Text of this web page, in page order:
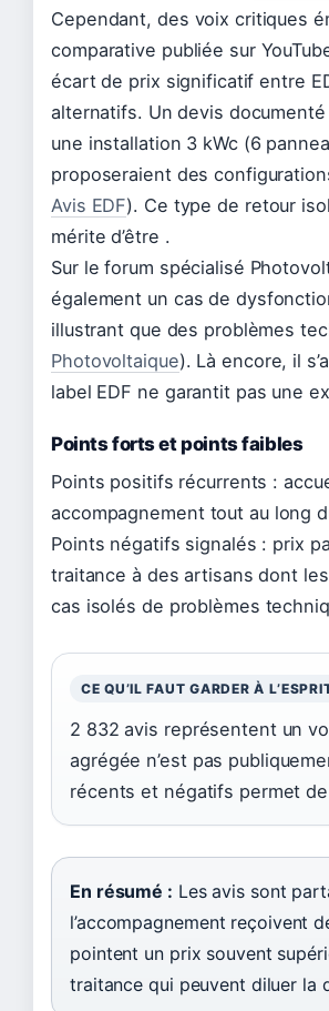
Cependant, des voix critiques
comparative publiée sur
écart de prix significatif entre
alternatifs. Un devis
une installation 3 kWc (6
proposeraient des
Avis EDF). Ce type de retour
mérite d’être .
Sur le forum spécialisé
également un cas de
illustrant que des problèmes
Photovoltaique). Là encore, il
label EDF ne garantit pas une
Points forts et points faibles
Points positifs récurrents :
accompagnement tout au long
Points négatifs signalés : prix
traitance à des artisans dont
cas isolés de problèmes
CE QU’IL FAUT GARDER À
2 832 avis représentent un
agrégée n’est pas
récents et négatifs permet
En résumé : Les avis sont
l’accompagnement reçoivent
pointent un prix souvent
traitance qui peuvent diluer la